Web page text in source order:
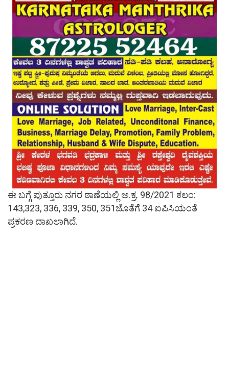
ಈ ಬಗ್ಗೆ ಪುತ್ತೂರು ನಗರ ಠಾಣೆಯಲ್ಲಿ ಅ.ಕ್ರ. 98/2021 ಕಲಂ:
143,323, 336, 339, 350, 351ಜೊತೆಗೆ 34 ಐಪಿಸಿಯಂತೆ
ಪ್ರಕರಣ ದಾಖಲಾಗಿದೆ.